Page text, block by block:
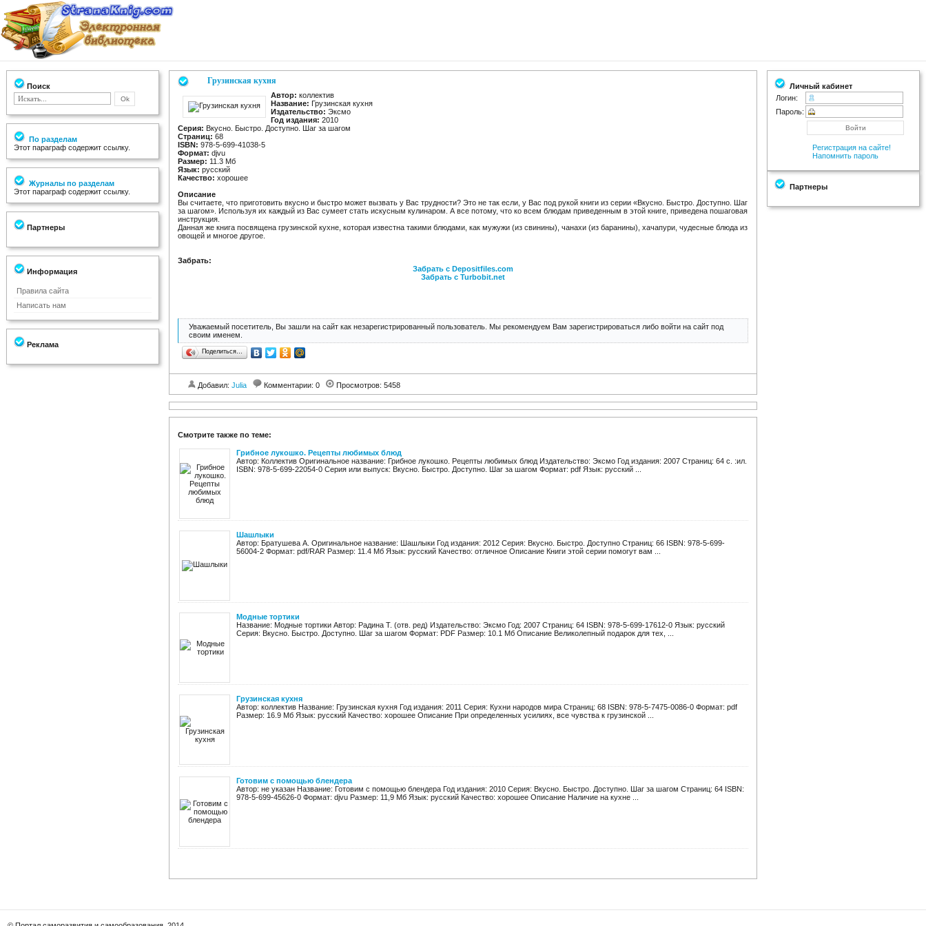
Поиск
По разделам
Этот параграф содержит ссылку.
Журналы по разделам
Этот параграф содержит ссылку.
Партнеры
Информация
Правила сайта
Написать нам
Реклама
Грузинская кухня
Автор: коллектив
Название: Грузинская кухня
Издательство: Эксмо
Год издания: 2010
Серия: Вкусно. Быстро. Доступно. Шаг за шагом
Страниц: 68
ISBN: 978-5-699-41038-5
Формат: djvu
Размер: 11.3 Мб
Язык: русский
Качество: хорошее
Описание
Вы считаете, что приготовить вкусно и быстро может вызвать у Вас трудности? Это не так если, у Вас под рукой книги из серии «Вкусно. Быстро. Доступно. Шаг
за шагом». Используя их каждый из Вас сумеет стать искусным кулинаром. А все потому, что ко всем блюдам приведенным в этой книге, приведена пошаговая
инструкция.
Данная же книга посвящена грузинской кухне, которая известна такими блюдами, как мужужи (из свинины), чанахи (из баранины), хачапури, чудесные блюда из
овощей и многое другое.
Забрать:
Забрать с Depositfiles.com
Забрать с Turbobit.net
Уважаемый посетитель, Вы зашли на сайт как незарегистрированный пользователь. Мы рекомендуем Вам зарегистрироваться либо войти на сайт под
своим именем.
Поделиться…
Добавил: Julia Комментарии: 0 Просмотров: 5458
Смотрите также по теме:
Грибное лукошко. Рецепты любимых блюд
Автор: Коллектив Оригинальное название: Грибное лукошко. Рецепты любимых блюд Издательство: Эксмо Год издания: 2007 Страниц: 64 с. :ил.
ISBN: 978-5-699-22054-0 Серия или выпуск: Вкусно. Быстро. Доступно. Шаг за шагом Формат: pdf Язык: русский ...
Шашлыки
Автор: Братушева А. Оригинальное название: Шашлыки Год издания: 2012 Серия: Вкусно. Быстро. Доступно Страниц: 66 ISBN: 978-5-699-
56004-2 Формат: pdf/RAR Размер: 11.4 Мб Язык: русский Качество: отличное Описание Книги этой серии помогут вам ...
Модные тортики
Название: Модные тортики Автор: Радина Т. (отв. ред) Издательство: Эксмо Год: 2007 Страниц: 64 ISBN: 978-5-699-17612-0 Язык: русский
Серия: Вкусно. Быстро. Доступно. Шаг за шагом Формат: PDF Размер: 10.1 Мб Описание Великолепный подарок для тех, ...
Грузинская кухня
Автор: коллектив Название: Грузинская кухня Год издания: 2011 Серия: Кухни народов мира Страниц: 68 ISBN: 978-5-7475-0086-0 Формат: pdf
Размер: 16.9 Мб Язык: русский Качество: хорошее Описание При определенных усилиях, все чувства к грузинской ...
Готовим с помощью блендера
Автор: не указан Название: Готовим с помощью блендера Год издания: 2010 Серия: Вкусно. Быстро. Доступно. Шаг за шагом Страниц: 64 ISBN:
978-5-699-45626-0 Формат: djvu Размер: 11,9 Мб Язык: русский Качество: хорошее Описание Наличие на кухне ...
Личный кабинет
Логин:
Пароль:
Регистрация на сайте!
Напомнить пароль
Партнеры